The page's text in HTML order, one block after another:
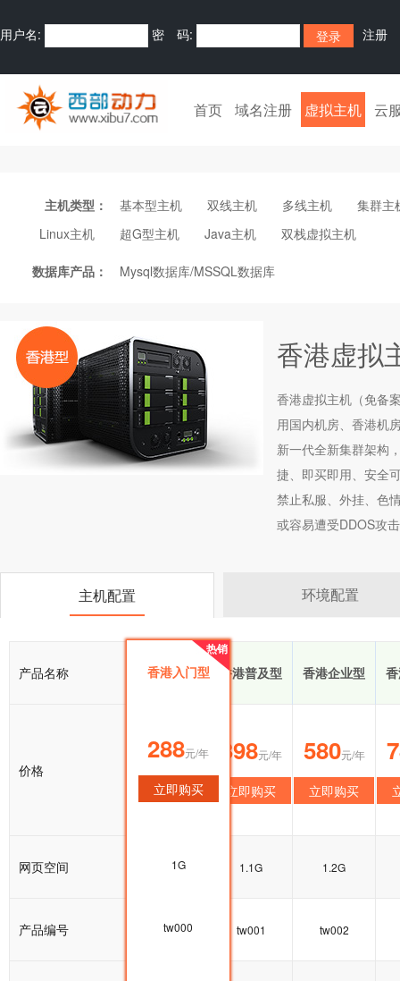
用户名: 密 码: 注册
首页 域名注册 虚拟主机 云
主机类型： 基本型主机 双线主机 多线主机
集群主
Linux主机
超G型主机 Java主机 双栈虚拟主机
数据库产品： Mysql数据库/MSSQL数据库
香港虚拟
香港虚拟主机 （免
用国内机房、香港机
新一代全新集群架构
捷、即买即用、安全
禁止私服、外挂、色
或容易遭受DDOS攻
主机配置 环境配置
产品名称
热销
香港入门型 香港普及型 香港企业型
价格
288元/年
立即购买
398元/年
立即购买
580元/年
立即购买
网页空间 1G 1.1G 1.2G
产品编号 tw000 tw001 tw002
热销
香港入门型
288元/年
立即购买
1G
tw000